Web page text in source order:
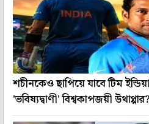
শচীনকেও ছাপিয়ে যাবে টিম
'ভবিষ্যদ্বাণী' বিশ্বকাপজয়ী